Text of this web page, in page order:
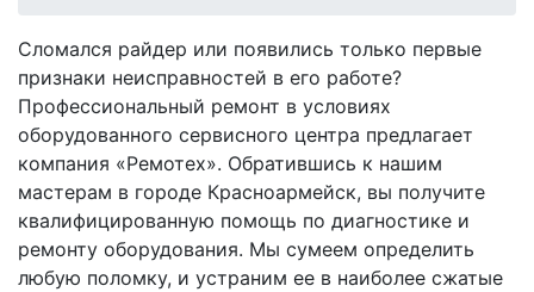
Сломался райдер или появились только первые
признаки неисправностей в его работе?
Профессиональный ремонт в условиях
оборудованного сервисного центра предлагает
компания «Ремотех». Обратившись к нашим
мастерам в городе Красноармейск, вы получите
квалифицированную помощь по диагностике и
ремонту оборудования. Мы сумеем определить
любую поломку, и устраним ее в наиболее сжатые